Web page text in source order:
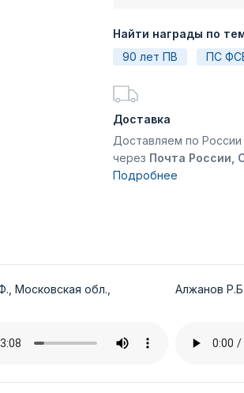
Найти награды по
90 лет ПВ
ПС
Доставка
Доставляем по
через Почта России,
Подробнее
Московская обл.,
Алжанов